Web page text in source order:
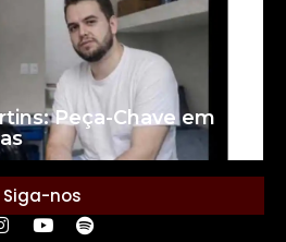
Peça-Chave em
Siga-nos